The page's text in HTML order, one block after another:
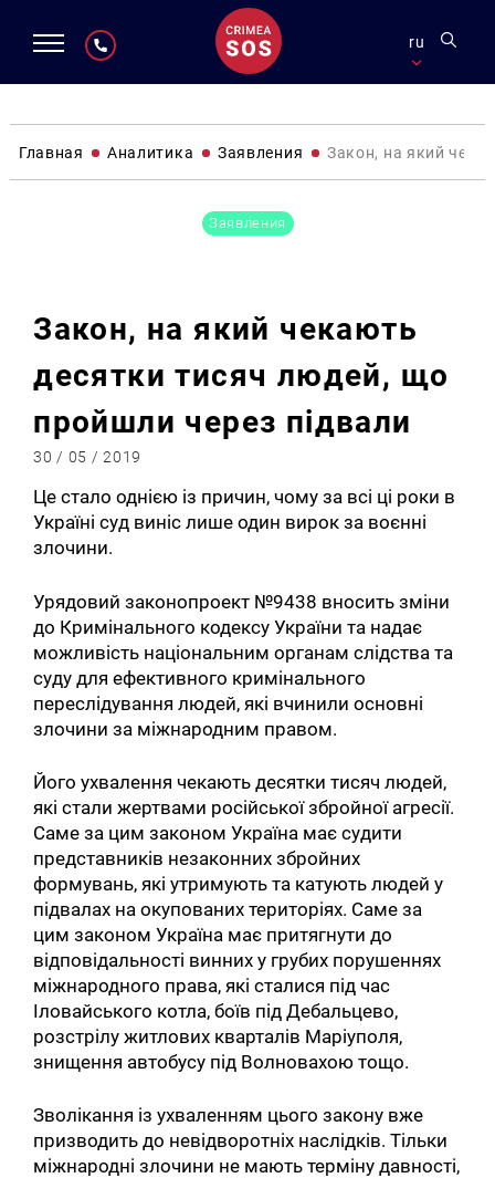
ru
Главная Аналитика Заявления Закон, на який
Заявления
Закон, на який чекають
десятки тисяч людей, що
пройшли через підвали
30 / 05 / 2019
Це стало однією із причин, чому за всі ці роки в
Україні суд виніс лише один вирок за воєнні
злочини.
Урядовий законопроект №9438 вносить зміни
до Кримінального кодексу України та надає
можливість національним органам слідства та
суду для ефективного кримінального
переслідування людей, які вчинили основні
злочини за міжнародним правом.
Його ухвалення чекають десятки тисяч людей,
які стали жертвами російської збройної агресії.
Саме за цим законом Україна має судити
представників незаконних збройних
формувань, які утримують та катують людей у
підвалах на окупованих територіях. Саме за
цим законом Україна має притягнути до
відповідальності винних у грубих порушеннях
міжнародного права, які сталися під час
Іловайського котла, боїв під Дебальцево,
розстрілу житлових кварталів Маріуполя,
знищення автобусу під Волновахою тощо.
Зволікання із ухваленням цього закону вже
призводить до невідворотніх наслідків. Тільки
міжнародні злочини не мають терміну давності,